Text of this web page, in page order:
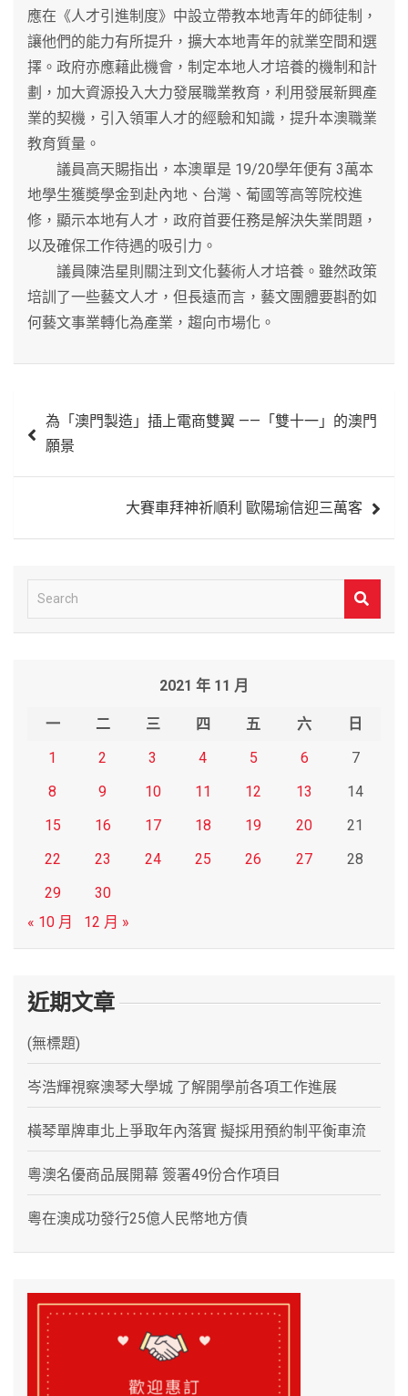
應在《人才引進制度》中設立帶教本地青年的師徒制，
讓他們的能力有所提升，擴大本地青年的就業空間和選
擇。政府亦應藉此機會，制定本地人才培養的機制和計
劃，加大資源投入大力發展職業教育，利用發展新興產
業的契機，引入領軍人才的經驗和知識，提升本澳職業
教育質量。
議員高天賜指出，本澳單是 19/20學年便有 3萬本
地學生獲奬學金到赴內地、台灣、葡國等高等院校進
修，顯示本地有人才，政府首要任務是解決失業問題，
以及確保工作待遇的吸引力。
議員陳浩星則關注到文化藝術人才培養。雖然政策
培訓了一些藝文人才，但長遠而言，藝文團體要斟酌如
何藝文事業轉化為產業，趨向市場化。
章 為「澳門製造」插上電商雙翼 ——「雙十一」的澳門
願景
大賽車拜神祈順利 歐陽瑜信迎三萬客
e
2021 年 11 月
一 二 三 四 五 六
日
1
2 3 4 5 6
7
8
9 10 11 12 13
14
15
16 17 18 19 20
21
22
23 24 25 26 27
28
29
30
« 10 月
12 月 »
近期文章
(無標題)
岑浩輝視察澳琴大學城 了解開學前各項工作進展
橫琴單牌車北上爭取年內落實 擬採用預約制平衡車流
粵澳名優商品展開幕 簽署49份合作項目
粵在澳成功發行25億人民幣地方債